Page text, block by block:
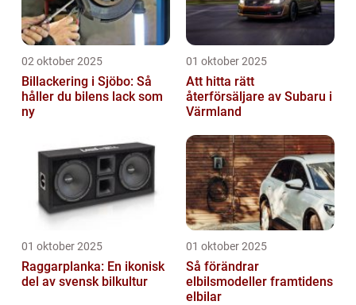
02 oktober 2025
Billackering i Sjöbo: Så
håller du bilens lack som
ny
01 oktober 2025
Att hitta rätt
återförsäljare av Subaru i
Värmland
01 oktober 2025
Raggarplanka: En ikonisk
del av svensk bilkultur
01 oktober 2025
Så förändrar
elbilsmodeller framtidens
elbilar